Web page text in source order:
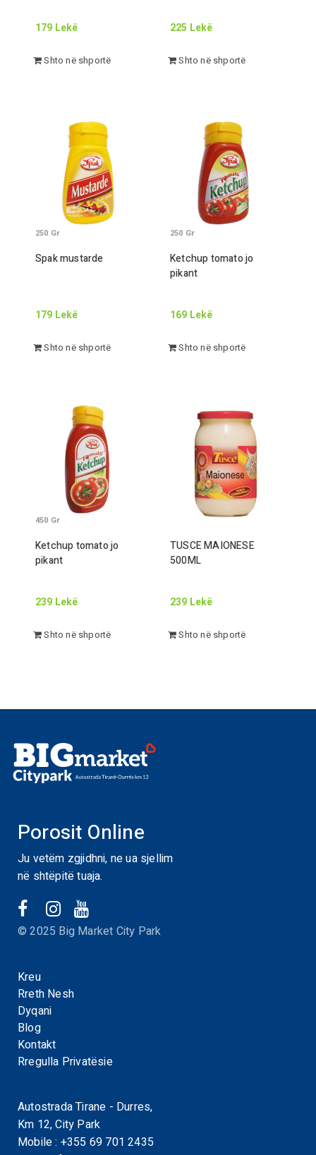
179 Lekë
Shto në shportë
225 Lekë
Shto në shportë
Spak mustarde
250 Gr
179 Lekë
Shto në shportë
Ketchup tomato jo
pikant
250 Gr
169 Lekë
Shto në shportë
Ketchup tomato jo
pikant
450 Gr
239 Lekë
Shto në shportë
TUSCE MAIONESE
500ML
239 Lekë
Shto në shportë
Porosit Online
Ju vetëm zgjidhni, ne ua sjellim
në shtëpitë tuaja.
© 2025 Big Market City Park
Kreu
Rreth Nesh
Dyqani
Blog
Kontakt
Rregulla Privatësie
Autostrada Tirane - Durres,
Km 12, City Park
Mobile : +355 69 701 2435